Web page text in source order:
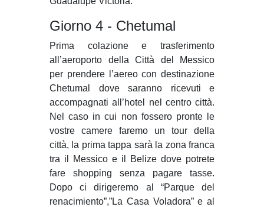
Giorno 4 - Chetumal
Prima colazione e trasferimento
all’aeroporto della Città del Messico
per prendere l’aereo con destinazione
Chetumal dove saranno ricevuti e
accompagnati all’hotel nel centro città.
Nel caso in cui non fossero pronte le
vostre camere faremo un tour della
città, la prima tappa sarà la zona franca
tra il Messico e il Belize dove potrete
fare shopping senza pagare tasse.
Dopo ci dirigeremo al “Parque del
renacimiento”,”La Casa Voladora” e al